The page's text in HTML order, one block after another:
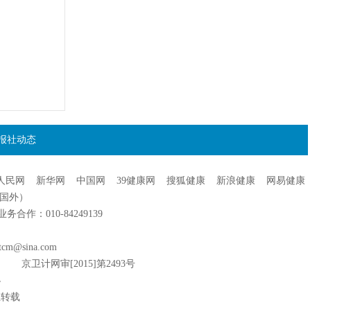
社动态
民网 新华网 中国网 39健康网 搜狐健康 新浪健康
网易健康
外）
合作：010-84249139
京卫计网审[2015]第2493号
载